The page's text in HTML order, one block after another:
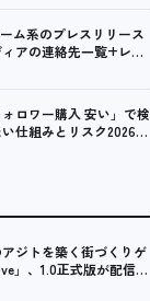
ム系のプレスリリース
アの連絡先一覧+レビ
ォロワー購入 安い」で検
仕組みとリスク2026｜
の格安フォロワーの
ジトを築く街づくりゲ
」、1.0正式版が配信開